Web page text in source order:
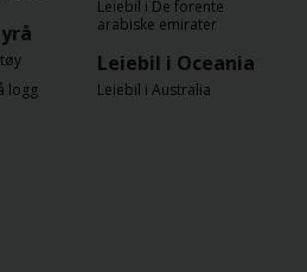
logg
Leiebil i De forente
arabiske emirater
Leiebil i Oceania
Leiebil i Australia